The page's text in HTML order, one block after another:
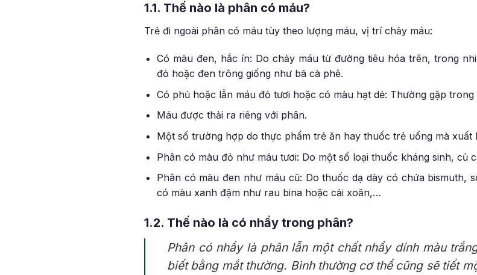
1.1. Thế nào là phân có máu?
Trẻ đi ngoài phân có máu tùy theo lượng máu, vị trí chảy máu:
Có màu đen, hắc ín: Do chảy máu từ đường tiêu hóa trên, trong
đỏ hoặc đen trông giống như bã cà phê.
Có phủ hoặc lẫn máu đỏ tươi hoặc có màu hạt dẻ: Thường gặp
Máu được thải ra riêng với phân.
Một số trường hợp do thực phẩm trẻ ăn hay thuốc trẻ uống mà xuất
Phân có màu đỏ như máu tươi: Do một số loại thuốc kháng sinh, củ
Phân có màu đen như máu cũ: Do thuốc dạ dày có chứa bismuth,
có màu xanh đậm như rau bina hoặc cải xoăn,…
1.2. Thế nào là có nhầy trong phân?
Phân có nhầy là phân lẫn một chất nhầy dính màu
biết bằng mắt thường. Bình thường cơ thể cũng sẽ tiết